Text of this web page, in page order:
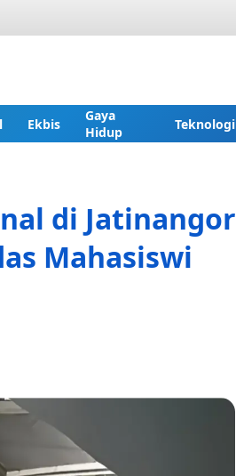
Ekbis
Gaya
Hidup
Teknologi
di Jatinangor
Mahasiswi